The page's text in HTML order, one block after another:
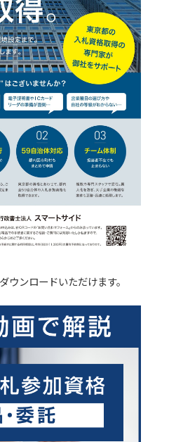
ンロードいただけます。